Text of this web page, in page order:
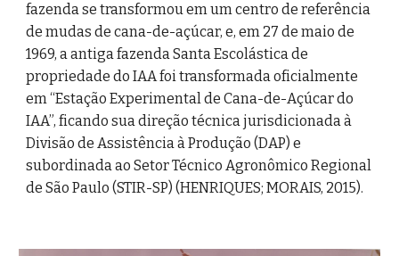
fazenda se transformou em um centro de referência
de mudas de cana-de-açúcar, e, em 27 de maio de
1969, a antiga fazenda Santa Escolástica de
propriedade do IAA foi transformada oficialmente
em “Estação Experimental de Cana-de-Açúcar do
IAA”, ficando sua direção técnica jurisdicionada à
Divisão de Assistência à Produção (DAP) e
subordinada ao Setor Técnico Agronômico Regional
de São Paulo (STIR-SP) (HENRIQUES; MORAIS, 2015).